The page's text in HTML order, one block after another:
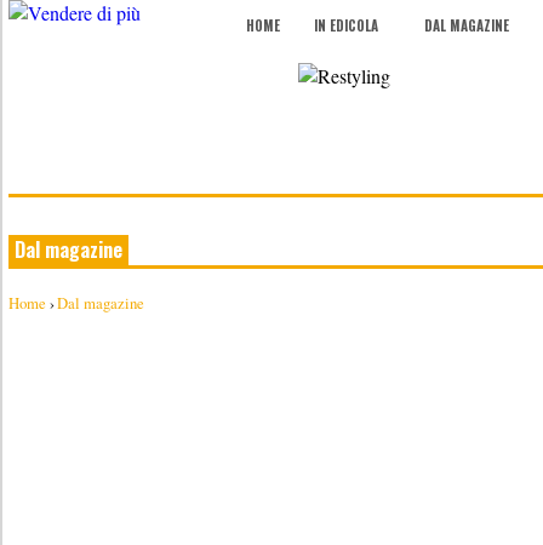
HOME IN EDICOLA DAL MAGAZINE
Dal magazine
Home ›Dal magazine